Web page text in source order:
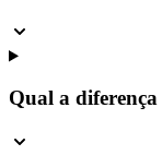
Qual a